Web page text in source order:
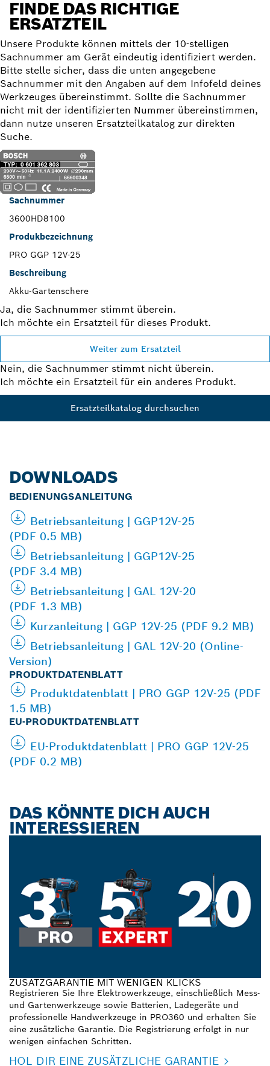
FINDE DAS RICHTIGE
ERSATZTEIL
Unsere Produkte können mittels der 10-stelligen
Sachnummer am Gerät eindeutig identifiziert werden.
Bitte stelle sicher, dass die unten angegebene
Sachnummer mit den Angaben auf dem Infofeld deines
Werkzeuges übereinstimmt. Sollte die Sachnummer
nicht mit der identifizierten Nummer übereinstimmen,
dann nutze unseren Ersatzteilkatalog zur direkten
Suche.
Sachnummer
3600HD8100
Produkbezeichnung
PRO GGP 12V-25
Beschreibung
Akku-Gartenschere
Ja, die Sachnummer stimmt überein.
Ich möchte ein Ersatzteil für dieses Produkt.
Weiter zum Ersatzteil
Nein, die Sachnummer stimmt nicht überein.
Ich möchte ein Ersatzteil für ein anderes Produkt.
Ersatzteilkatalog durchsuchen
DOWNLOADS
BEDIENUNGSANLEITUNG
Betriebsanleitung | GGP12V-25
(PDF 0.5 MB)
Betriebsanleitung | GGP12V-25
(PDF 3.4 MB)
Betriebsanleitung | GAL 12V-20
(PDF 1.3 MB)
Kurzanleitung | GGP 12V-25 (PDF 9.2 MB)
Betriebsanleitung | GAL 12V-20 (Online-
Version)
PRODUKTDATENBLATT
Produktdatenblatt | PRO GGP 12V-25 (PDF
1.5 MB)
EU-PRODUKTDATENBLATT
EU-Produktdatenblatt | PRO GGP 12V-25
(PDF 0.2 MB)
DAS KÖNNTE DICH AUCH
INTERESSIEREN
ZUSATZGARANTIE MIT WENIGEN KLICKS
Registrieren Sie Ihre Elektrowerkzeuge, einschließlich Mess-
und Gartenwerkzeuge sowie Batterien, Ladegeräte und
professionelle Handwerkzeuge in PRO360 und erhalten Sie
eine zusätzliche Garantie. Die Registrierung erfolgt in nur
wenigen einfachen Schritten.
HOL DIR EINE ZUSÄTZLICHE GARANTIE